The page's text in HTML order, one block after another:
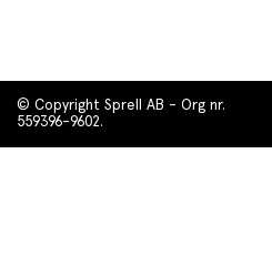
© Copyright Sprell AB - Org nr.
559396-9602.